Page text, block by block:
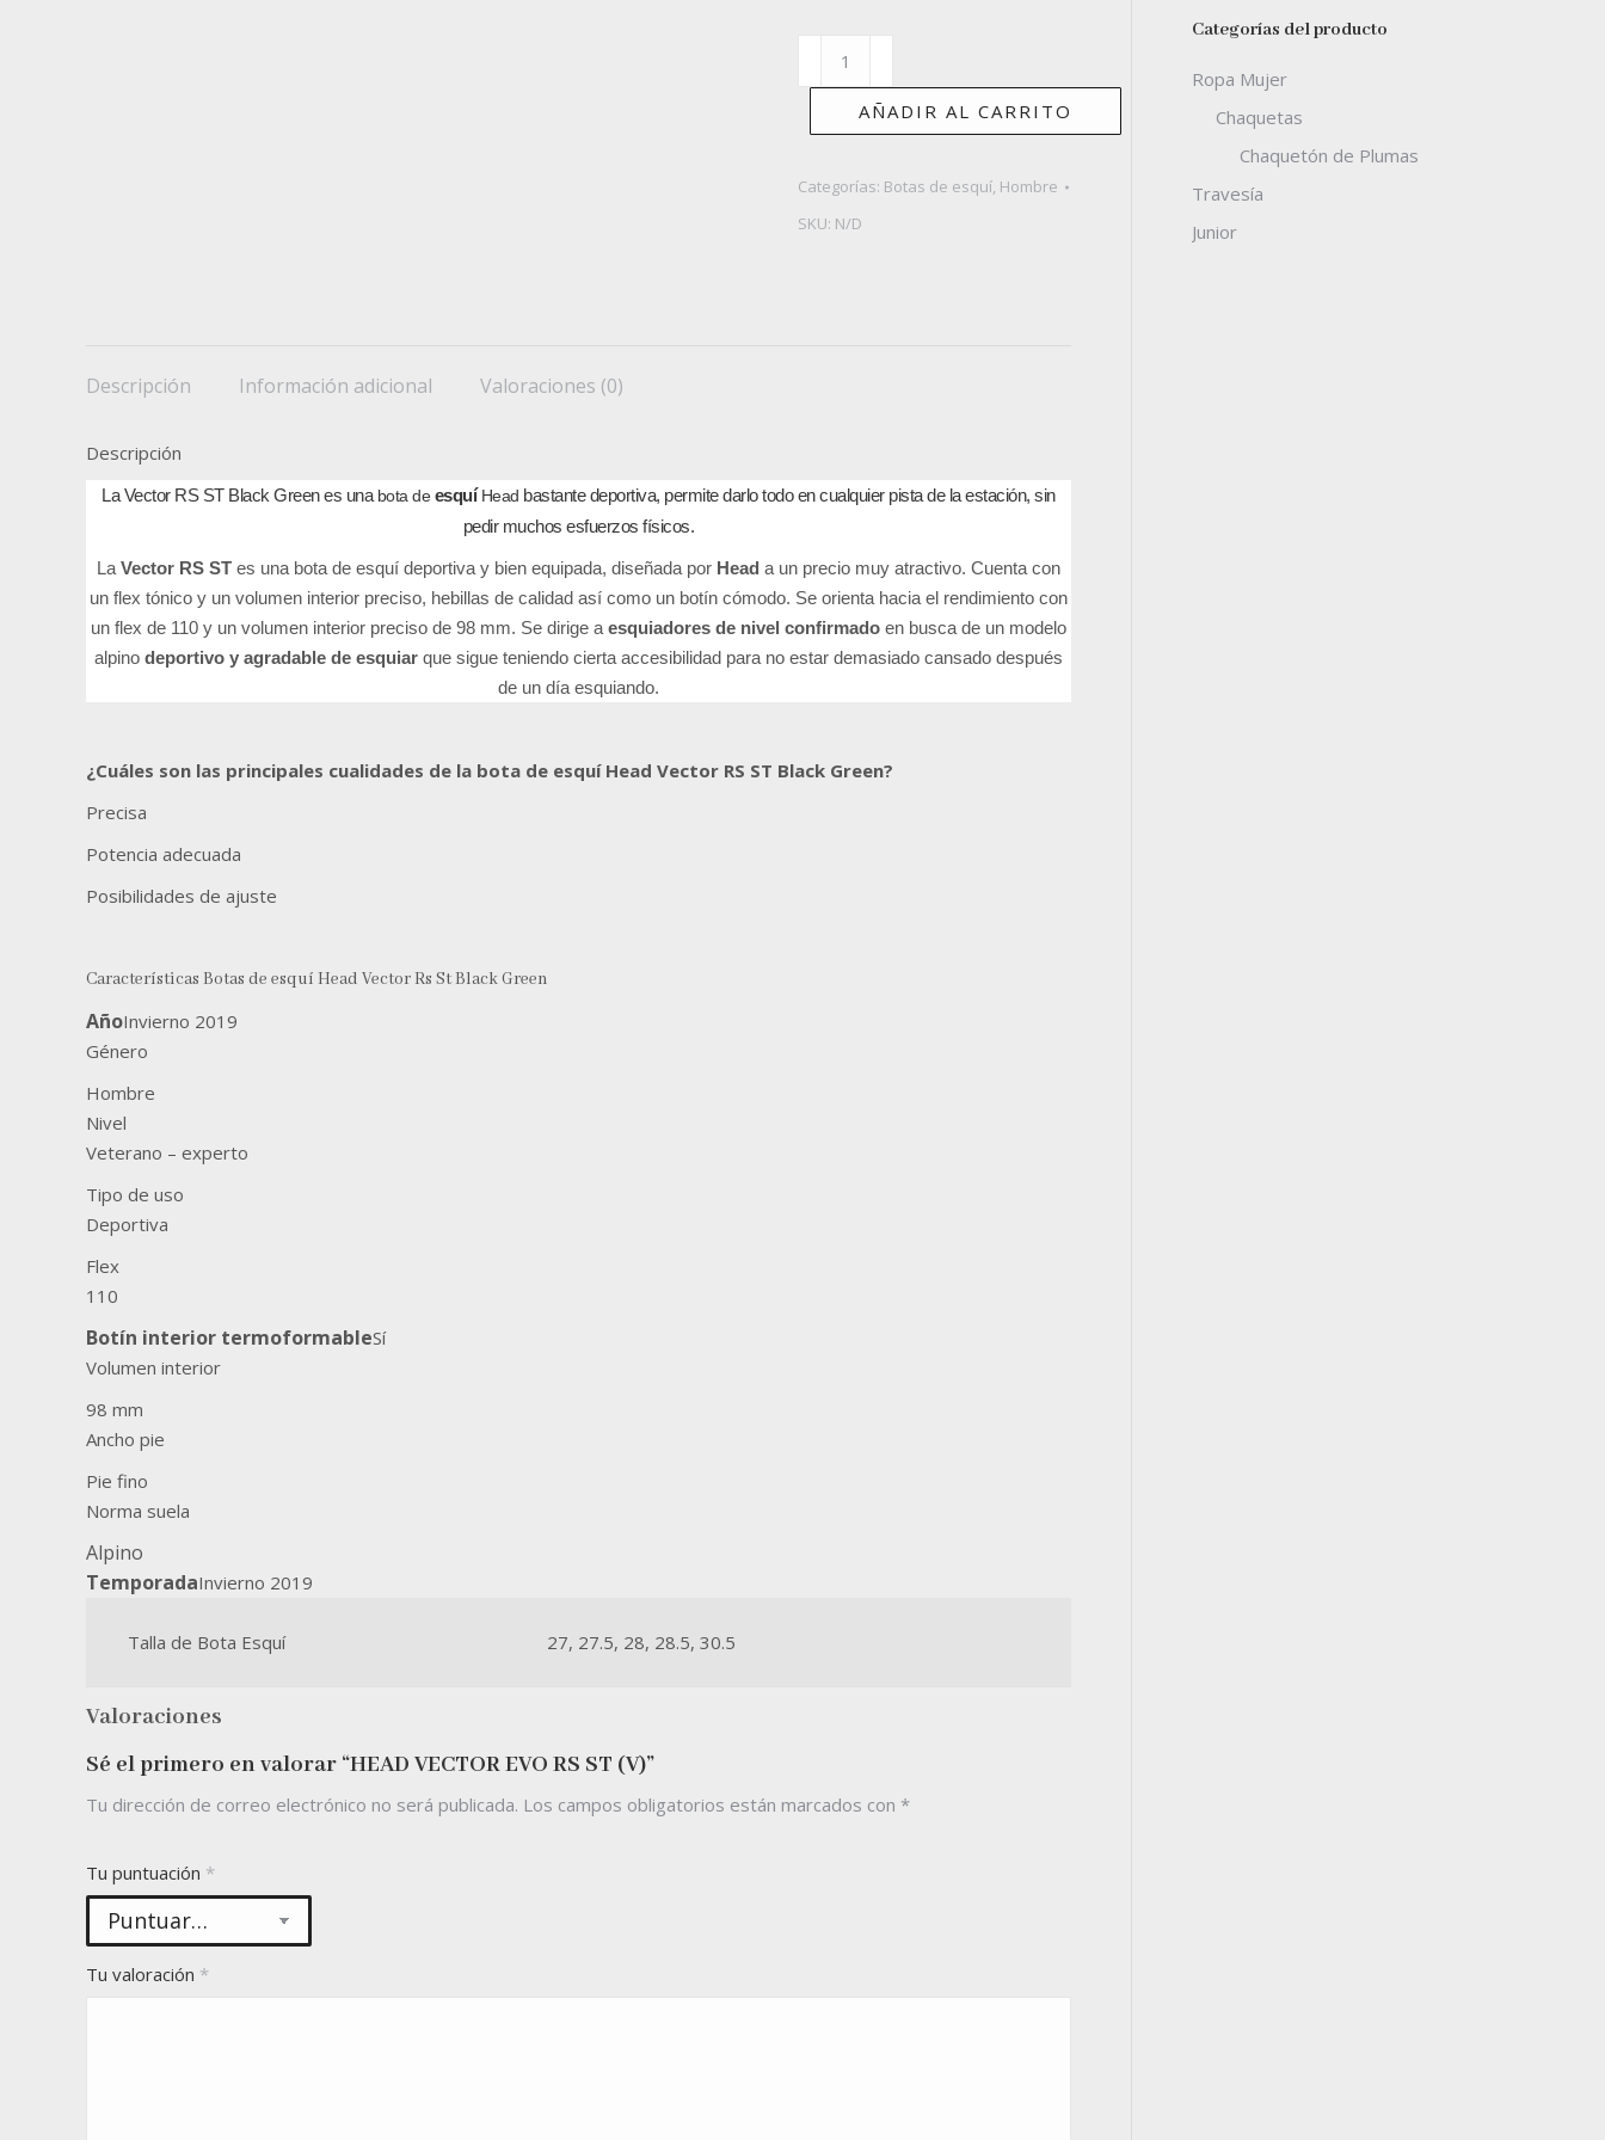
RS
(V)
cantidad
AÑADIR AL CARRITO
Categorías: Botas de esquí, Hombre
SKU: N/D
Descripción Información adicional Valoraciones (0)
Descripción
La Vector RS ST Black Green es una bota deesquí­ Head bastante deportiva, permite darlo todo en cualquier pista de la estación, sin
pedir muchos esfuerzos físicos.
La Vector RS ST es una bota de esquí deportiva y bien equipada, diseñada por Head a un precio muy atractivo. Cuenta con
un flex tónico y un volumen interior preciso, hebillas de calidad así como un botín cómodo. Se orienta hacia el rendimiento con
un flex de 110 y un volumen interior preciso de 98 mm. Se dirige a esquiadores de nivel confirmado en busca de un modelo
alpino deportivo y agradable de esquiar que sigue teniendo cierta accesibilidad para no estar demasiado cansado después
de un día esquiando.
¿Cuáles son las principales cualidades de la bota de esquí Head Vector RS ST Black Green?
Precisa
Potencia adecuada
Posibilidades de ajuste
Características Botas de esquí Head Vector Rs St Black Green
AñoInvierno 2019
Género
Hombre
Nivel
Veterano – experto
Tipo de uso
Deportiva
Flex
110
Botín interior termoformableSí
Volumen interior
98 mm
Ancho pie
Pie fino
Norma suela
Alpino
TemporadaInvierno 2019
Talla de Bota Esquí 27, 27.5, 28, 28.5, 30.5
Valoraciones
Sé el primero en valorar “HEAD VECTOR EVO RS ST (V)”
Tu dirección de correo electrónico no será publicada. Los campos obligatorios están marcados con *
Tu puntuación *
Tu valoración *
Categorías del producto
Ropa Mujer
Chaquetas
Chaquetón de Plumas
Travesía
Junior